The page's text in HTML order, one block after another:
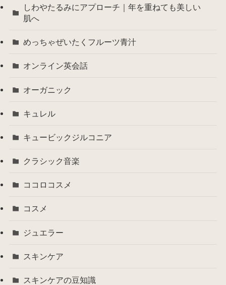
しわやたるみにアプローチ｜年を重ねても美しい
肌へ
めっちゃぜいたくフルーツ青汁
オンライン英会話
オーガニック
キュレル
キュービックジルコニア
クラシック音楽
ココロコスメ
コスメ
ジュエラー
スキンケア
スキンケアの豆知識